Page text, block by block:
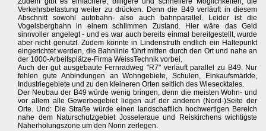
Verkehrsbelastung weiter zu drücken. Denn die B49 verläuft in diesem
Abschnitt sowohl autobahn- also auch bahnparallel. Leider ist die
Vogelsbergbahn in einem schlimmen Zustand. Hier wäre das Geld
sinnvoller angelegt - und es war auch bereits einmal bereitgestellt, wurde
aber nicht genutzt. Zudem könnte in Lindenstruth endlich ein Haltepunkt
eingerichtet werden, die Bahnlinie führt mitten durch den Ort und nahe an
der 1000-Arbeitsplätze-Firma WeissTechnik vorbei.
Auch der gut ausgebaute Fernradweg "R7" verläuft parallel zu B49. Nur
fehlen gute Anbindungen an Wohngebiete, Schulen, Einkaufsmärkte,
Industriegebiete und zu den kleineren Orten seitlich des Wiesecktales.
Der Neubau der B49 würde wenig bringen, denn die meisten Wohn- und
vor allem alle Gewerbegebiet liegen auf der anderen (Nord-)Seite der
Orte. Und: Die Straße würde einen landschaftlich hochwertigen Bereich
nahe dem Naturschutzgebiet Josseleraue und Reiskirchens wichtigste
Naherholungszone um den Nonn zerlegen.